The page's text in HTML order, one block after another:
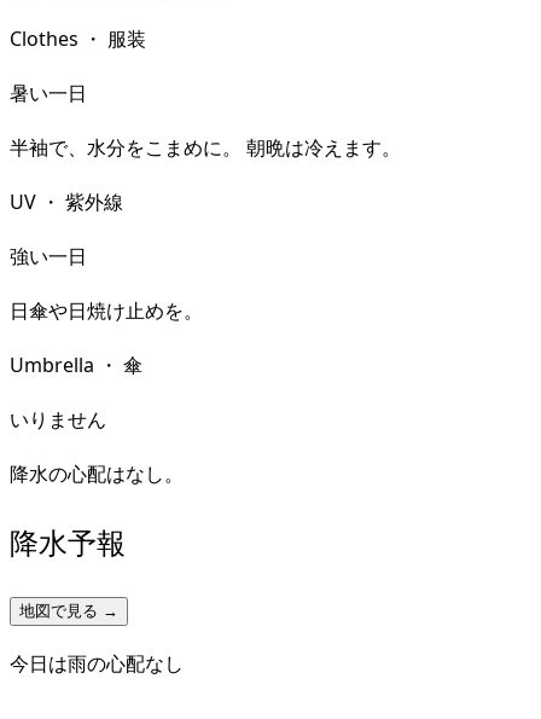
Clothes ・ 服装
暑い一日
半袖で、水分をこまめに。 朝晩は冷えます。
UV ・ 紫外線
強い一日
日傘や日焼け止めを。
Umbrella ・ 傘
いりません
降水の心配はなし。
降水予報
地図で見る →
今日は雨の心配なし